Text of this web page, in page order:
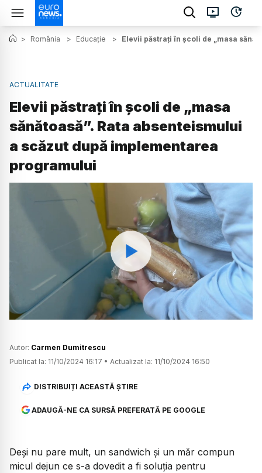
> România > Educație > Elevii păstrați în școli de „masa
ACTUALITATE
Elevii păstrați în școli de „masa
sănătoasă”. Rata absenteismului
a scăzut după implementarea
programului
Watch
Autor: Carmen Dumitrescu
Publicat la: 11/10/2024 16:17 • Actualizat la: 11/10/2024 16:50
DISTRIBUIȚI ACEASTĂ ȘTIRE
ADAUGĂ-NE CA SURSĂ PREFERATĂ PE GOOGLE
Deși nu pare mult, un sandwich și un măr compun
micul dejun ce s-a dovedit a fi soluția pentru